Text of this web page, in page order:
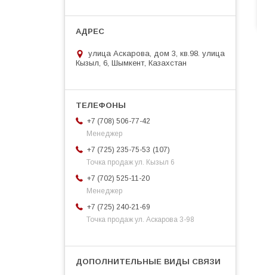
улица Аскарова, дом 3, кв.98. улица
Кызыл, 6, Шымкент, Казахстан
+7 (708) 506-77-42
Менеджер
+7 (725) 235-75-53
107
Точка продаж ул. Кызыл 6
+7 (702) 525-11-20
Менеджер
+7 (725) 240-21-69
Точка продаж ул. Аскарова 3-98